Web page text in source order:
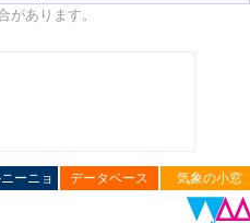
あります。
ーニョ データベース 気象の小窓